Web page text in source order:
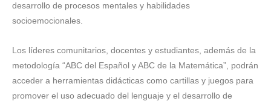
desarrollo de procesos mentales y habilidades
socioemocionales.
Los líderes comunitarios, docentes y estudiantes, además de la
metodología “ABC del Español y ABC de la Matemática”, podrán
acceder a herramientas didácticas como cartillas y juegos para
promover el uso adecuado del lenguaje y el desarrollo de